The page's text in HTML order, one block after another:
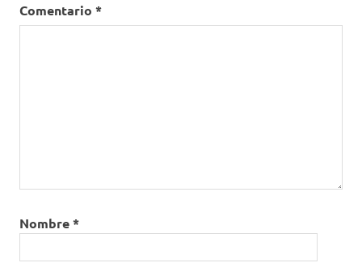
Comentario *
Nombre*